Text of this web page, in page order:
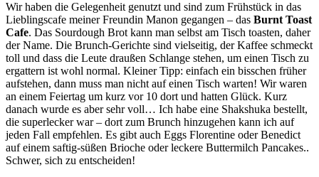
Wir haben die Gelegenheit genutzt und sind zum Frühstück in das
Lieblingscafe meiner Freundin Manon gegangen – das Burnt Toast
Cafe. Das Sourdough Brot kann man selbst am Tisch toasten, daher
der Name. Die Brunch-Gerichte sind vielseitig, der Kaffee schmeckt
toll und dass die Leute draußen Schlange stehen, um einen Tisch zu
ergattern ist wohl normal. Kleiner Tipp: einfach ein bisschen früher
aufstehen, dann muss man nicht auf einen Tisch warten! Wir waren
an einem Feiertag um kurz vor 10 dort und hatten Glück. Kurz
danach wurde es aber sehr voll… Ich habe eine Shakshuka bestellt,
die superlecker war – dort zum Brunch hinzugehen kann ich auf
jeden Fall empfehlen. Es gibt auch Eggs Florentine oder Benedict
auf einem saftig-süßen Brioche oder leckere Buttermilch Pancakes..
Schwer, sich zu entscheiden!